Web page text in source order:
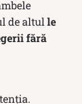
de altul le
fără